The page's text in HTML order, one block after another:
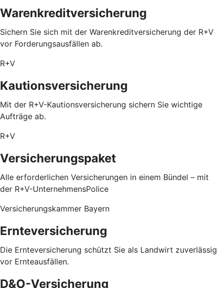
Warenkreditversicherung
Sichern Sie sich mit der Warenkreditversicherung der R+V
vor Forderungsausfällen ab.
R+V
Kautionsversicherung
Mit der R+V-Kautionsversicherung sichern Sie wichtige
Aufträge ab.
R+V
Versicherungspaket
Alle erforderlichen Versicherungen in einem Bündel – mit
der R+V-UnternehmensPolice
Versicherungskammer Bayern
Ernteversicherung
Die Ernteversicherung schützt Sie als Landwirt zuverlässig
vor Ernteausfällen.
D&O-Versicherung